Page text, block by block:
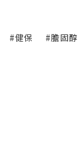
#健保 #膽固醇